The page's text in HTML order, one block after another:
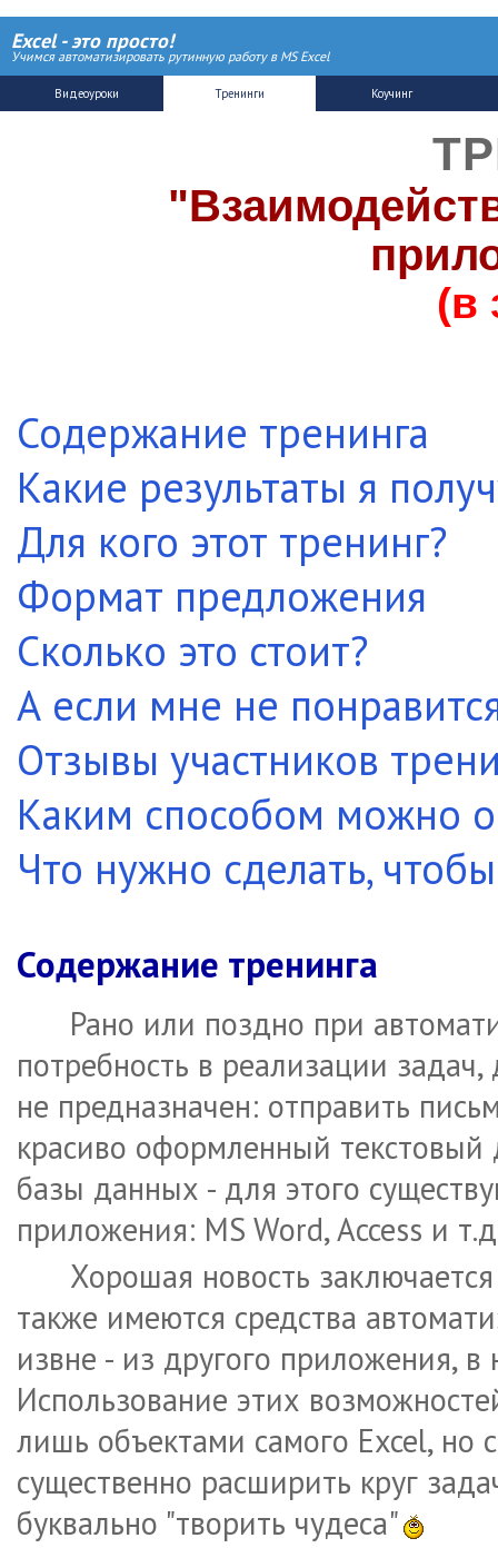
Excel - это просто!
Учимся автоматизировать рутинную работу в MS Excel
(в
Содержание тренинга
Какие результаты я
Для кого этот тренинг?
Формат предложения
Сколько это стоит?
А если мне не
Отзывы участников
Каким способом можно
Что нужно сделать,
Содержание тренинга
Рано или поздно при
потребность в реализации
не предназначен: отправить
красиво оформленный
базы данных - для этого
приложения: MS Word, Access и
Хорошая новость
также имеются средства
извне - из другого приложения, в
Использование этих
лишь объектами самого Excel, но
существенно расширить круг
буквально "творить чудеса"